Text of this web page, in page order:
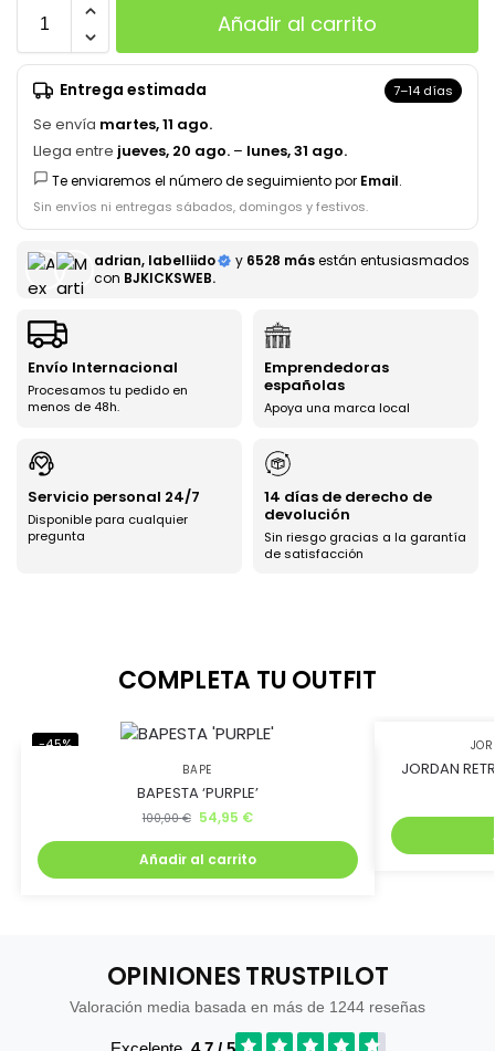
Añadir al carrito
Entrega estimada 7–14 días
Se envía martes, 11 ago.
Llega entre jueves, 20 ago. – lunes, 31 ago.
Te enviaremos el número de seguimiento por Email.
Sin envíos ni entregas sábados, domingos y festivos.
adrian, labelliido y 6528 másestán entusiasmados
con BJKICKSWEB.
Envío Internacional
Procesamos tu pedido en
menos de 48h.
Emprendedoras
españolas
Apoya una marca local
Servicio personal 24/7
Disponible para cualquier
pregunta
14 días de derecho de
devolución
Sin riesgo gracias a la garantía
de satisfacción
COMPLETA TU OUTFIT
-45%
BAPE
BAPESTA ‘PURPLE’
100,00€ 54,95 €
Añadir al carrito
JORDAN
OPINIONES TRUSTPILOT
Valoración media basada en más de 1244 reseñas
Ahorra uniéndote al
un 5% de descuento.
Además, recibirás lanzamientos exclusivos antes que
nadie